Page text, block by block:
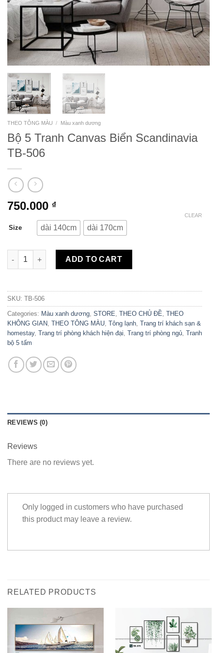
THEO TÔNG MÀU / Màu xanh dương
Bộ 5 Tranh Canvas Biển Scandinavia
TB-506
750.000 ₫
Size dài 140cm dài 170cm
CLEAR
Bộ 5 Tranh Canvas Biển Scandinavia TB-506 quantity
ADD TO CART
SKU: TB-506
Categories: Màu xanh dương, STORE, THEO CHỦ ĐỀ, THEO
KHÔNG GIAN, THEO TÔNG MÀU, Tông lạnh, Trang trí khách sạn &
homestay, Trang trí phòng khách hiện đại, Trang trí phòng ngủ, Tranh
bộ 5 tấm
REVIEWS (0)
Reviews
There are no reviews yet.
Only logged in customers who have purchased
this product may leave a review.
RELATED PRODUCTS